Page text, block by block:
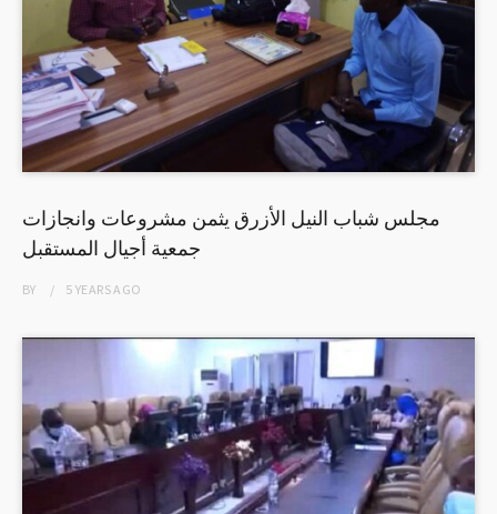
مجلس شباب النيل الأزرق يثمن مشروعات وانجازات
جمعية أجيال المستقبل
BY 5 YEARSAGO